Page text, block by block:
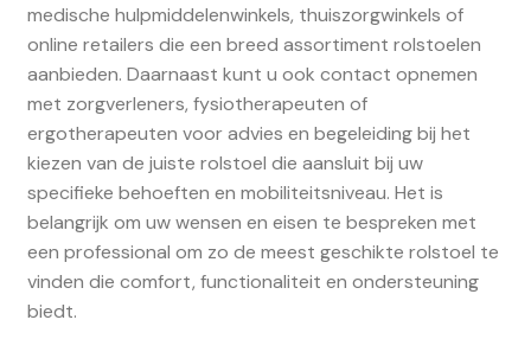
medische hulpmiddelenwinkels, thuiszorgwinkels of
online retailers die een breed assortiment rolstoelen
aanbieden. Daarnaast kunt u ook contact opnemen
met zorgverleners, fysiotherapeuten of
ergotherapeuten voor advies en begeleiding bij het
kiezen van de juiste rolstoel die aansluit bij uw
specifieke behoeften en mobiliteitsniveau. Het is
belangrijk om uw wensen en eisen te bespreken met
een professional om zo de meest geschikte rolstoel te
vinden die comfort, functionaliteit en ondersteuning
biedt.